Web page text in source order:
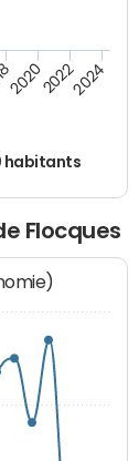
habitants
202020222024
Flocques